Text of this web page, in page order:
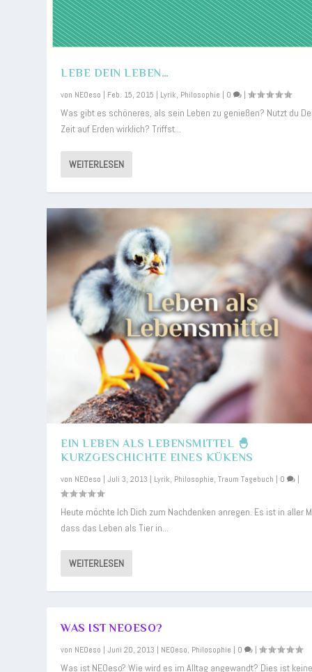
LEBE DEIN LEBEN…
von NEOeso | Feb. 15, 2015 | Lyrik, Philosophie | 0 |
Was gibt es schöneres, als sein Leben zu genießen? Nutzt du
Zeit auf Erden wirklich? Triffst...
WEITERLESEN
EIN LEBEN ALS LEBENSMITTEL 🐣
KURZGESCHICHTE EINES KÜKENS
von NEOeso |Juli 3, 2013 | Lyrik, Philosophie,Traum Tagebuch | 0 |
Heute möchte Ich Dich zum Nachdenken anregen. Es ist in aller
dass das Leben als Tier in...
WEITERLESEN
WAS IST NEOESO?
von NEOeso |Juni 20, 2013 | NEOeso, Philosophie | 0 |
Was ist NEOeso? Wie wird es im Alltag angewandt? Dies ist keine